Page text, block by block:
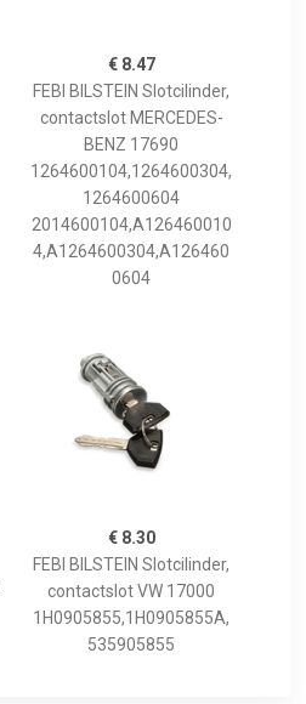
€ 8.47
FEBI BILSTEIN Slotcilinder,
contactslot MERCEDES-
BENZ 17690
1264600104,1264600304,
1264600604
2014600104,A126460010
4,A1264600304,A126460
0604
€ 8.30
FEBI BILSTEIN Slotcilinder,
contactslot VW 17000
1H0905855,1H0905855A,
535905855